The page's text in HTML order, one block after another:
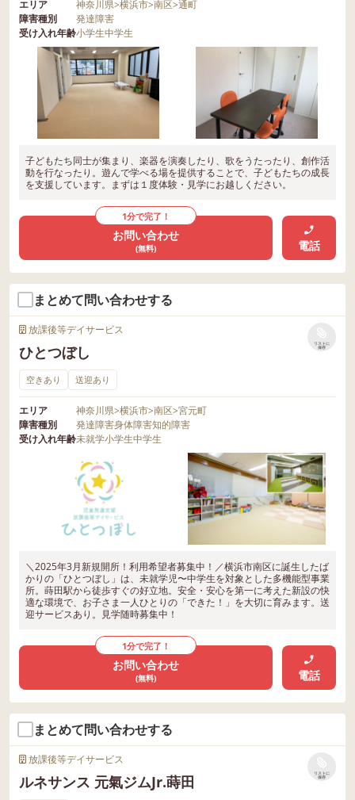
エリア 神奈川県>横浜市>南区>通町
障害種別
発達障害
受け入れ年齢小学生中学生
子どもたち同士が集まり、楽器を演奏したり、歌をうたったり、創作活
動を行なったり。遊んで学べる場を提供することで、子どもたちの成長
を支援しています。まずは１度体験・見学にお越しください。
1分で完了！
お問い合わせ
(無料) 電話
まとめて問い合わせする
放課後等デイサービス
ひとつぼし
リストに
保存
空きあり 送迎あり
エリア 神奈川県>横浜市>南区>宮元町
障害種別
発達障害身体障害知的障害
受け入れ年齢未就学小学生中学生
＼2025年3月新規開所！利用希望者募集中！／横浜市南区に誕生したば
かりの「ひとつぼし」は、未就学児〜中学生を対象とした多機能型事業
所。蒔田駅から徒歩すぐの好立地。安全・安心を第一に考えた新設の快
適な環境で、お子さま一人ひとりの「できた！」を大切に育みます。送
迎サービスあり。見学随時募集中！
1分で完了！
お問い合わせ
(無料) 電話
まとめて問い合わせする
放課後等デイサービス
ルネサンス 元氣ジムJr.蒔田
リストに
保存